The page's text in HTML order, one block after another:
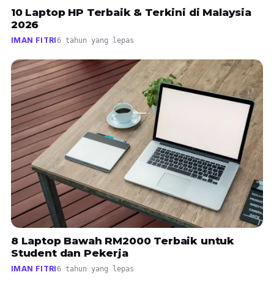
10 Laptop HP Terbaik & Terkini di Malaysia
2026
IMAN FITRI6 tahun yang lepas
8 Laptop Bawah RM2000 Terbaik untuk
Student dan Pekerja
IMAN FITRI6 tahun yang lepas